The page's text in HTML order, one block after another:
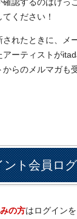
ください！
れたときに、メ
ーティストが
らのメルマガも
ト会員ロ
の方はログイン